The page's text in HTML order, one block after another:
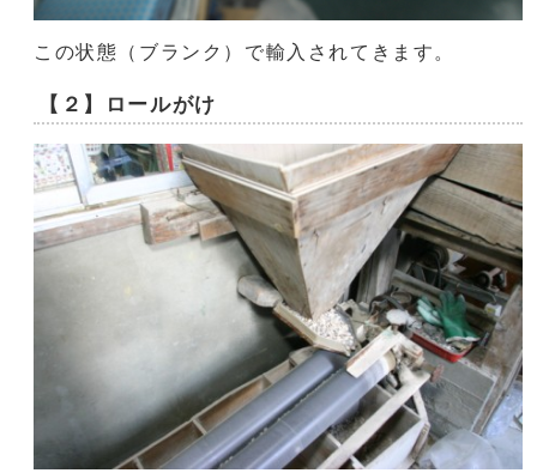
この状態（ブランク）で輸入されてきます。
【２】ロールがけ